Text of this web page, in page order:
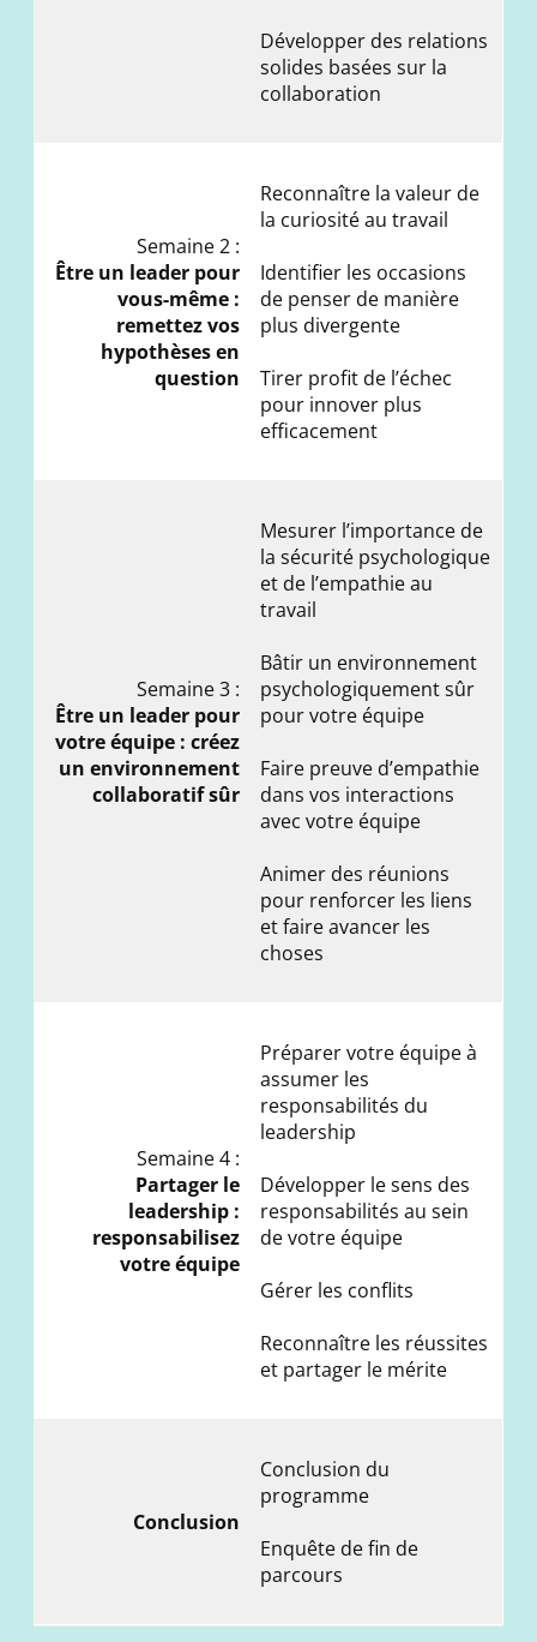
Développer des relations
solides basées sur la
collaboration
Semaine 2 :
Être un leader pour
vous-même :
remettez vos
hypothèses en
question
Reconnaître la valeur de
la curiosité au travail
Identifier les occasions
de penser de manière
plus divergente
Tirer profit de l’échec
pour innover plus
efficacement
Semaine 3 :
Être un leader pour
votre équipe : créez
un environnement
collaboratif sûr
Mesurer l’importance de
la sécurité psychologique
et de l’empathie au
travail
Bâtir un environnement
psychologiquement sûr
pour votre équipe
Faire preuve d’empathie
dans vos interactions
avec votre équipe
Animer des réunions
pour renforcer les liens
et faire avancer les
choses
Semaine 4 :
Partager le
leadership :
responsabilisez
votre équipe
Préparer votre équipe à
assumer les
responsabilités du
leadership
Développer le sens des
responsabilités au sein
de votre équipe
Gérer les conflits
Reconnaître les réussites
et partager le mérite
Conclusion
Conclusion du
programme
Enquête de fin de
parcours